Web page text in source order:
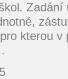
Zadání
kterou v